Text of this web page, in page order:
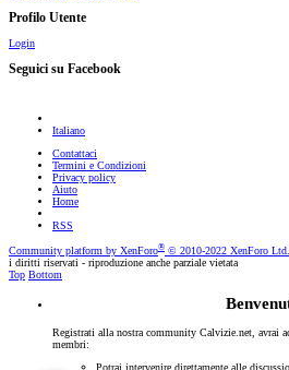
Profilo Utente
Login
Seguici su Facebook
Italiano
Contattaci
Termini e Condizioni
Privacy policy
Aiuto
Home
RSS
Community platform by XenForo® © 2010-2022 XenForo Ltd.
i diritti riservati - riproduzione anche parziale vietata
Top Bottom
Registrati alla nostra community Calvizie.net, avrai
membri:
Potrai intervenire direttamente alle